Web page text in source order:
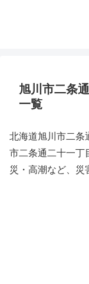
旭川市二条
一覧
北海道旭川市二条
市二条通二十一丁
災・高潮など、災